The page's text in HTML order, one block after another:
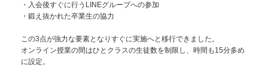
・入会後すぐに行うLINEグループへの参加
・鍛え抜かれた卒業生の協力
この3点が強力な要素となりすぐに実施へと移行できました。
オンライン授業の間はひとクラスの生徒数を制限し、時間も15分多め
に設定。